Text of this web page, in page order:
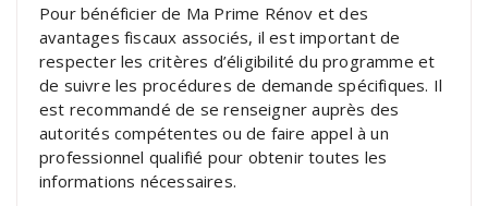
Pour bénéficier de Ma Prime Rénov et des
avantages fiscaux associés, il est important de
respecter les critères d’éligibilité du programme et
de suivre les procédures de demande spécifiques. Il
est recommandé de se renseigner auprès des
autorités compétentes ou de faire appel à un
professionnel qualifié pour obtenir toutes les
informations nécessaires.